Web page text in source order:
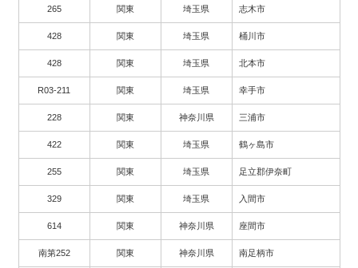
265 関東 埼玉県 志木市
428 関東 埼玉県 桶川市
428 関東 埼玉県 北本市
R03-211 関東 埼玉県 幸手市
228 関東 神奈川県 三浦市
422 関東 埼玉県 鶴ヶ島市
255 関東 埼玉県 足立郡伊奈町
329 関東 埼玉県 入間市
614 関東 神奈川県 座間市
南第252 関東 神奈川県 南足柄市